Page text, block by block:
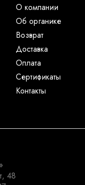
О компании
Об органике
Возврат
Доставка
Оплата
Сертификаты
Контакты
48